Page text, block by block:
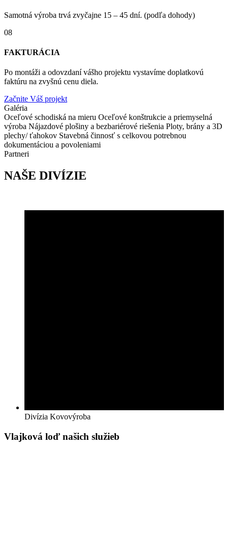
Samotná výroba trvá zvyčajne 15 – 45 dní. (podľa dohody)
08
FAKTURÁCIA
Po montáži a odovzdaní vášho projektu vystavíme doplatkovú
faktúru na zvyšnú cenu diela.
Začnite Váš projekt
Galéria
Oceľové schodiská na mieru Oceľové konštrukcie a priemyselná
výroba Nájazdové plošiny a bezbariérové riešenia Ploty, brány a 3D
plechy/ ťahokov Stavebná činnosť s celkovou potrebnou
dokumentáciou a povoleniami
Partneri
NAŠE DIVÍZIE
Divízia Kovovýroba
Vlajková loď našich služieb